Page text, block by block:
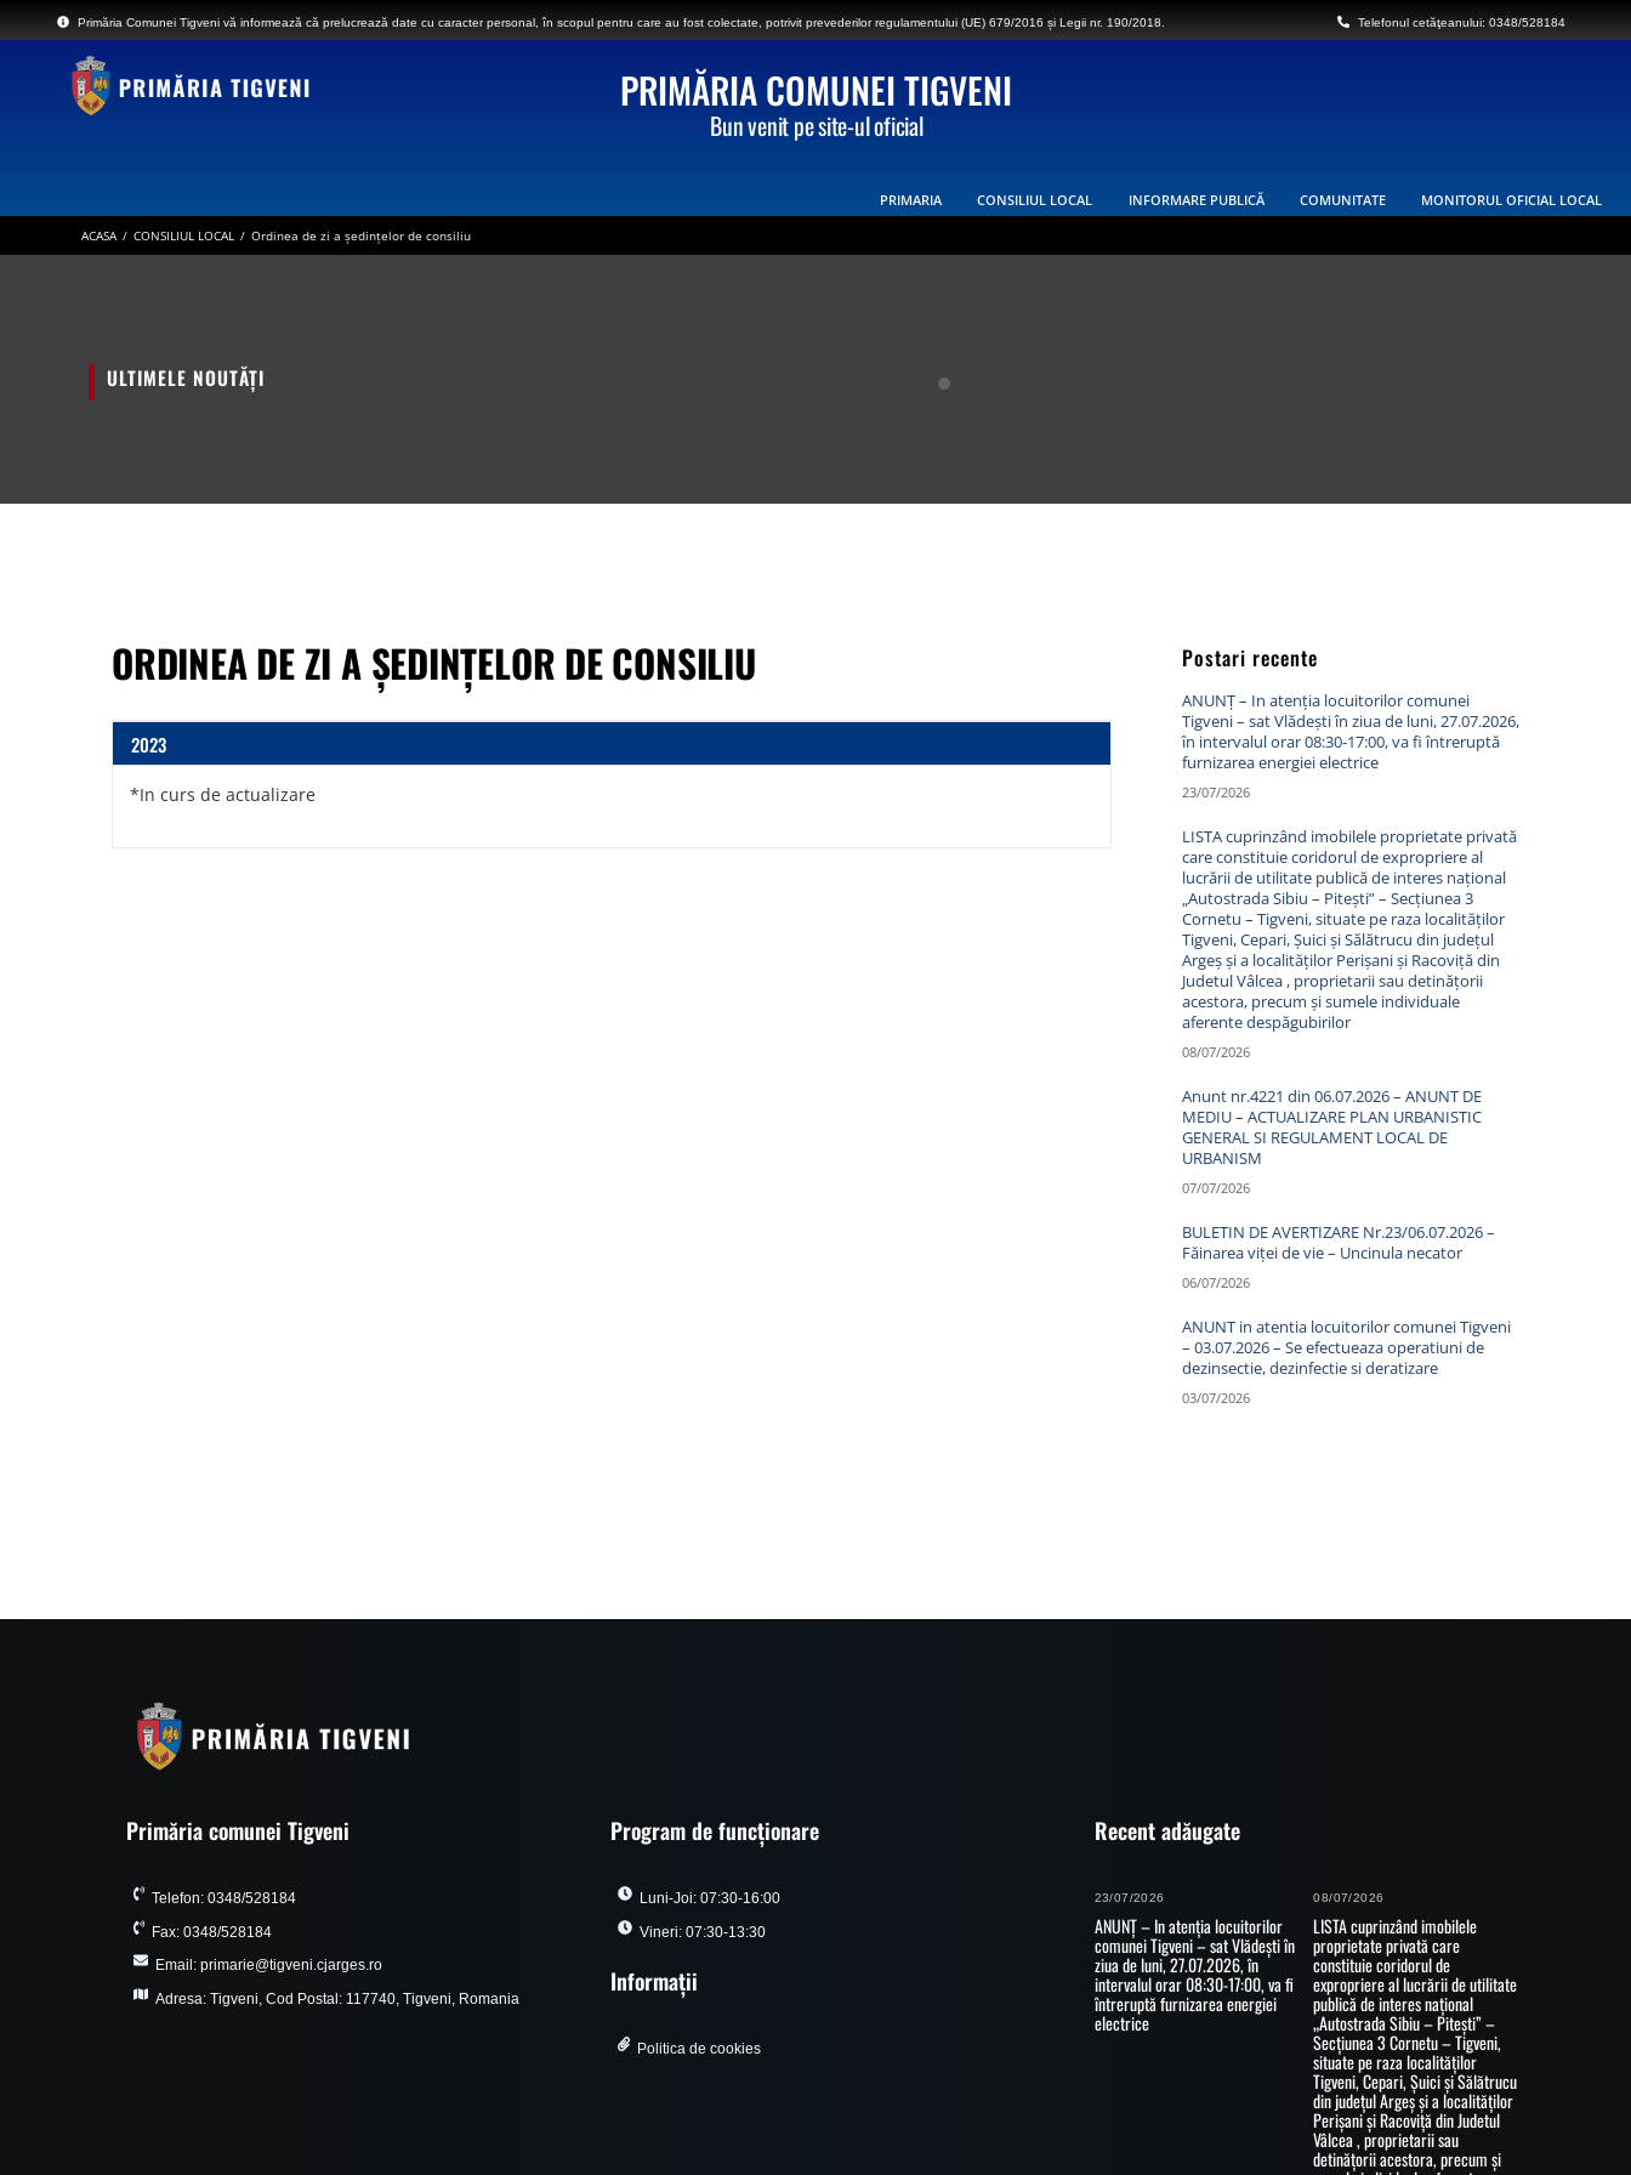
to
Primăria Comunei Tigveni vă informează că prelucrează date cu caracter personal, în scopul pentru care au fost colectate, potrivit prevederilor regulamentului (UE) 679/2016 și Legii nr. 190/2018. Telefonul cetăţeanului: 0348/528184
PRIMĂRIA COMUNEI TIGVENI
Bun venit pe site-ul oficial
PRIMARIA CONSILIUL LOCAL INFORMARE PUBLICĂ COMUNITATE MONITORUL OFICIAL LOCAL
ACASA / CONSILIUL LOCAL / Ordinea de zi a ședințelor de consiliu
ULTIMELE NOUTĂȚI
ORDINEA DE ZI A ȘEDINȚELOR DE CONSILIU
2023
*In curs de actualizare
Postari recente
ANUNȚ – In atenția locuitorilor comunei
Tigveni – sat Vlădești în ziua de luni, 27.07.2026,
în intervalul orar 08:30-17:00, va fi întreruptă
furnizarea energiei electrice
23/07/2026
LISTA cuprinzând imobilele proprietate privată
care constituie coridorul de expropriere al
lucrării de utilitate publică de interes național
„Autostrada Sibiu – Pitești” – Secțiunea 3
Cornetu – Tigveni, situate pe raza localităților
Tigveni, Cepari, Șuici și Sălătrucu din județul
Argeș și a localităților Perișani și Racoviță din
Judetul Vâlcea , proprietarii sau detinățorii
acestora, precum și sumele individuale
aferente despăgubirilor
08/07/2026
Anunt nr.4221 din 06.07.2026 – ANUNT DE
MEDIU – ACTUALIZARE PLAN URBANISTIC
GENERAL SI REGULAMENT LOCAL DE
URBANISM
07/07/2026
BULETIN DE AVERTIZARE Nr.23/06.07.2026 –
Făinarea viței de vie – Uncinula necator
06/07/2026
ANUNT in atentia locuitorilor comunei Tigveni
– 03.07.2026 – Se efectueaza operatiuni de
dezinsectie, dezinfectie si deratizare
03/07/2026
Primăria comunei Tigveni
Telefon: 0348/528184
Fax: 0348/528184
Email: primarie@tigveni.cjarges.ro
Adresa: Tigveni, Cod Postal: 117740, Tigveni, Romania
Program de funcționare
Luni-Joi: 07:30-16:00
Vineri: 07:30-13:30
Informații
Politica de cookies
Recent adăugate
23/07/2026
ANUNȚ – In atenția locuitorilor
comunei Tigveni – sat Vlădești în
ziua de luni, 27.07.2026, în
intervalul orar 08:30-17:00, va fi
întreruptă furnizarea energiei
electrice
08/07/2026
LISTA cuprinzând imobilele
proprietate privată care
constituie coridorul de
expropriere al lucrării de utilitate
publică de interes național
„Autostrada Sibiu – Pitești” –
Secțiunea 3 Cornetu – Tigveni,
situate pe raza localităților
Tigveni, Cepari, Șuici și Sălătrucu
din județul Argeș și a localităților
Perișani și Racoviță din Judetul
Vâlcea , proprietarii sau
detinățorii acestora, precum și